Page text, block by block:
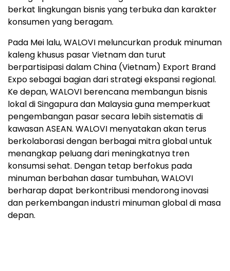
berkat lingkungan bisnis yang terbuka dan karakter
konsumen yang beragam.
Pada Mei lalu, WALOVI meluncurkan produk minuman
kaleng khusus pasar Vietnam dan turut
berpartisipasi dalam China (Vietnam) Export Brand
Expo sebagai bagian dari strategi ekspansi regional.
Ke depan, WALOVI berencana membangun bisnis
lokal di Singapura dan Malaysia guna memperkuat
pengembangan pasar secara lebih sistematis di
kawasan ASEAN. WALOVI menyatakan akan terus
berkolaborasi dengan berbagai mitra global untuk
menangkap peluang dari meningkatnya tren
konsumsi sehat. Dengan tetap berfokus pada
minuman berbahan dasar tumbuhan, WALOVI
berharap dapat berkontribusi mendorong inovasi
dan perkembangan industri minuman global di masa
depan.